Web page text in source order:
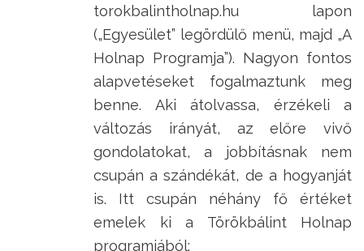
torokbalintholnap.hu lapon
(„Egyesület” legördülő menü, majd „A
Holnap Programja”). Nagyon fontos
alapvetéseket fogalmaztunk meg
benne. Aki átolvassa, érzékeli a
változás irányát, az előre vivő
gondolatokat, a jobbításnak nem
csupán a szándékát, de a hogyanját
is. Itt csupán néhány fő értéket
emelek ki a Törökbálint Holnap
programjából: